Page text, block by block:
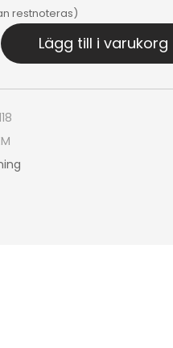
restnoteras)
Lägg till i varukorg